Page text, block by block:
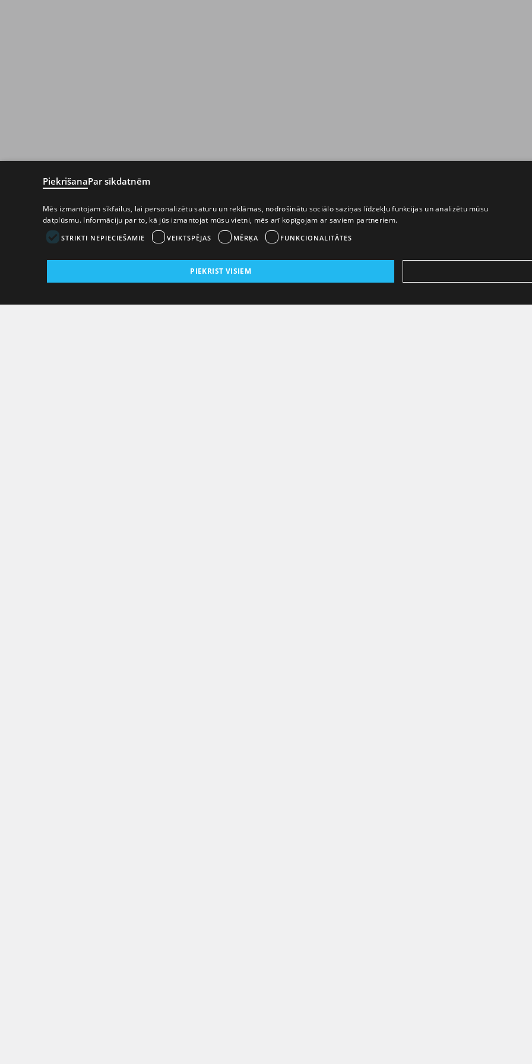
PiekrišanaPar sīkdatnēm
Mēs izmantojam sīkfailus, lai personalizētu saturu un reklāmas, nodrošinātu sociālo saziņas līdzekļu funkcijas un analizētu mūsu
datplūsmu. Informāciju par to, kā jūs izmantojat mūsu vietni, mēs arī kopīgojam ar saviem partneriem.
STRIKTI NEPIECIEŠAMIE VEIKTSPĒJAS MĒRĶA FUNKCIONALITĀTES
PIEKRIST VISIEM